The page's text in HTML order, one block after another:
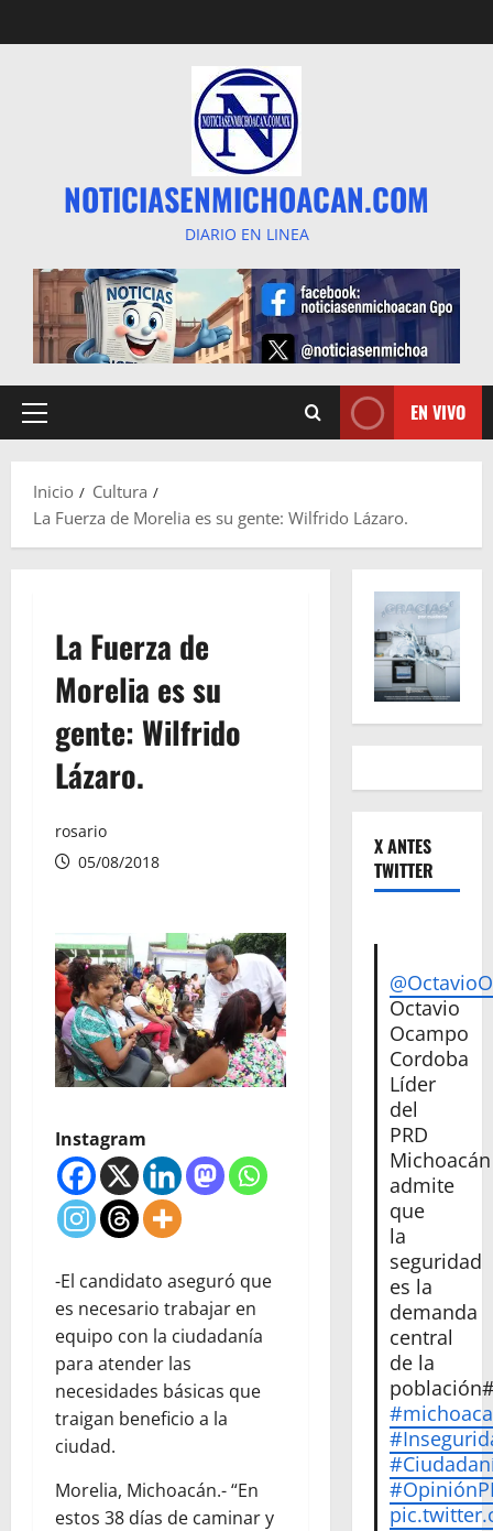
al
NOTICIASENMICHOACAN.COM
DIARIO EN LINEA
Menú
EN VIVO
Inicio
Cultura
La Fuerza de Morelia es su gente: Wilfrido Lázaro.
La Fuerza de
Morelia es su
gente: Wilfrido
Lázaro.
rosario
05/08/2018
Instagram
-El candidato aseguró que
es necesario trabajar en
equipo con la ciudadanía
para atender las
necesidades básicas que
traigan beneficio a la
ciudad.
Morelia, Michoacán.- “En
estos 38 días de caminar y
X ANTES
TWITTER
Octavio
Ocampo
Cordoba
Líder
del
PRD
Michoacán
admite
que
la
seguridad
es la
demanda
central
de la